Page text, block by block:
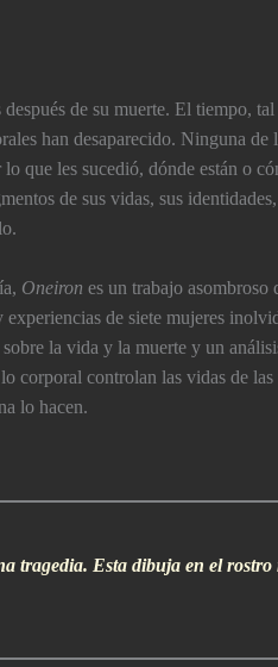
de su muerte. El tiempo,
han desaparecido. Ninguna de
que les sucedió, dónde están o
de sus vidas, sus
Oneiron es un trabajo asombroso
de siete mujeres
la vida y la muerte y un
corporal controlan las vidas de las
lo hacen.
tragedia. Esta dibuja en el rostro